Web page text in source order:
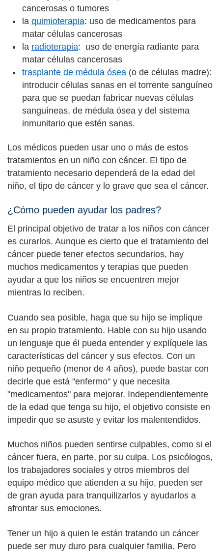
cancerosas o tumores
la quimioterapia: uso de medicamentos para
matar células cancerosas
la radioterapia: uso de energía radiante para
matar células cancerosas
trasplante de médula ósea (o de células madre):
introducir células sanas en el torrente sanguíneo
para que se puedan fabricar nuevas células
sanguíneas, de médula ósea y del sistema
inmunitario que estén sanas.
Los médicos pueden usar uno o más de estos
tratamientos en un niño con cáncer. El tipo de
tratamiento necesario dependerá de la edad del
niño, el tipo de cáncer y lo grave que sea el cáncer.
¿Cómo pueden ayudar los padres?
El principal objetivo de tratar a los niños con cáncer
es curarlos. Aunque es cierto que el tratamiento del
cáncer puede tener efectos secundarios, hay
muchos medicamentos y terapias que pueden
ayudar a que los niños se encuentren mejor
mientras lo reciben.
Cuando sea posible, haga que su hijo se implique
en su propio tratamiento. Hable con su hijo usando
un lenguaje que él pueda entender y explíquele las
características del cáncer y sus efectos. Con un
niño pequeño (menor de 4 años), puede bastar con
decirle que está "enfermo" y que necesita
"medicamentos" para mejorar. Independientemente
de la edad que tenga su hijo, el objetivo consiste en
impedir que se asuste y evitar los malentendidos.
Muchos niños pueden sentirse culpables, como si el
cáncer fuera, en parte, por su culpa. Los psicólogos,
los trabajadores sociales y otros miembros del
equipo médico que atienden a su hijo, pueden ser
de gran ayuda para tranquilizarlos y ayudarlos a
afrontar sus emociones.
Tener un hijo a quien le están tratando un cáncer
puede ser muy duro para cualquier familia. Pero